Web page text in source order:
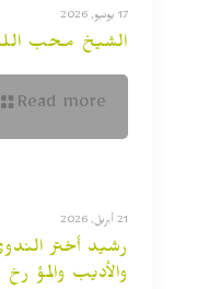
17 يونيو, 2026
الشيخ محب
Read more
21 أبريل, 2026
رشيد أختر
والأديب والمؤ رخ